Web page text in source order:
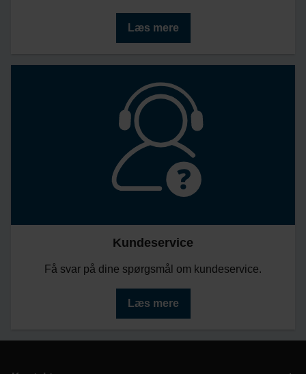
Læs mere
Kundeservice
Få svar på dine spørgsmål om kundeservice.
Læs mere